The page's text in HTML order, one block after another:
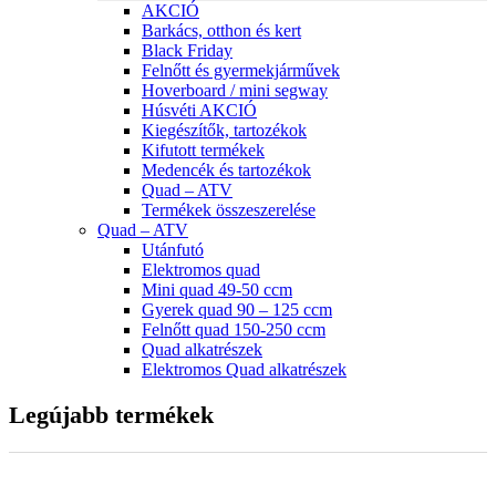
AKCIÓ
Barkács, otthon és kert
Black Friday
Felnőtt és gyermekjárművek
Hoverboard / mini segway
Húsvéti AKCIÓ
Kiegészítők, tartozékok
Kifutott termékek
Medencék és tartozékok
Quad – ATV
Termékek összeszerelése
Quad – ATV
Utánfutó
Elektromos quad
Mini quad 49-50 ccm
Gyerek quad 90 – 125 ccm
Felnőtt quad 150-250 ccm
Quad alkatrészek
Elektromos Quad alkatrészek
Legújabb termékek